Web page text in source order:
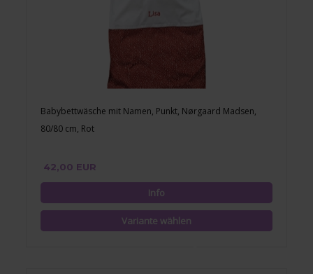
Babybettwäsche mit Namen, Punkt, Nørgaard Madsen,
80/80 cm, Rot
42,00 EUR